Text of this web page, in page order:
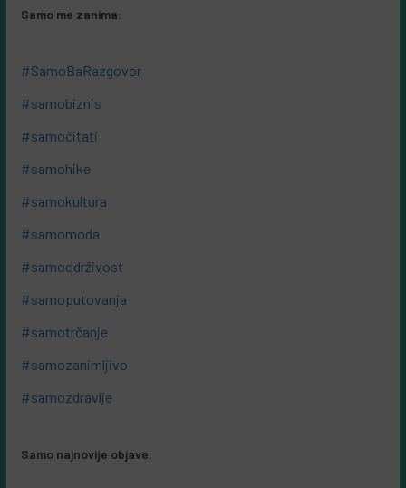
Samo me zanima:
#SamoBaRazgovor
#samobiznis
#samočitati
#samohike
#samokultura
#samomoda
#samoodrživost
#samoputovanja
#samotrčanje
#samozanimljivo
#samozdravlje
Samo najnovije objave: